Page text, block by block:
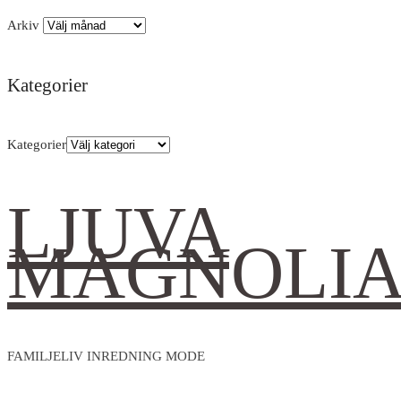
Arkiv
Kategorier
Kategorier
LJUVA
FAMILJELIV INREDNING MODE